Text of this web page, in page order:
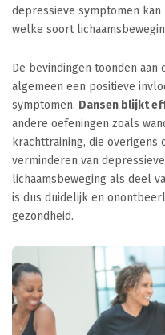
depressieve symptomen
welke soort
De bevindingen toonden
algemeen een positieve
symptomen. Dansen blijkt
andere oefeningen zoals
krachttraining, die
verminderen van
lichaamsbeweging als deel
is dus duidelijk en
gezondheid.